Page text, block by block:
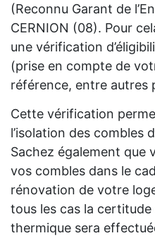
(Reconnu Garant de
CERNION (08). Pour
une vérification
(prise en compte de
référence, entre autres
Cette vérification
l’isolation des combles
Sachez également que
vos combles dans le
rénovation de votre
tous les cas la certitude
thermique sera